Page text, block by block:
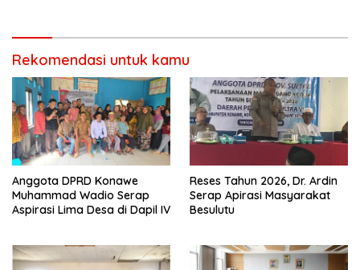
Rekomendasi untuk kamu
Anggota DPRD Konawe
Muhammad Wadio Serap
Aspirasi Lima Desa di Dapil IV
Reses Tahun 2026, Dr. Ardin
Serap Apirasi Masyarakat
Besulutu